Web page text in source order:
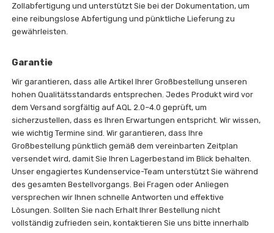
Zollabfertigung und unterstützt Sie bei der Dokumentation, um
eine reibungslose Abfertigung und pünktliche Lieferung zu
gewährleisten.
Garantie
Wir garantieren, dass alle Artikel Ihrer Großbestellung unseren
hohen Qualitätsstandards entsprechen. Jedes Produkt wird vor
dem Versand sorgfältig auf AQL 2.0–4.0 geprüft, um
sicherzustellen, dass es Ihren Erwartungen entspricht. Wir wissen,
wie wichtig Termine sind. Wir garantieren, dass Ihre
Großbestellung pünktlich gemäß dem vereinbarten Zeitplan
versendet wird, damit Sie Ihren Lagerbestand im Blick behalten.
Unser engagiertes Kundenservice-Team unterstützt Sie während
des gesamten Bestellvorgangs. Bei Fragen oder Anliegen
versprechen wir Ihnen schnelle Antworten und effektive
Lösungen. Sollten Sie nach Erhalt Ihrer Bestellung nicht
vollständig zufrieden sein, kontaktieren Sie uns bitte innerhalb